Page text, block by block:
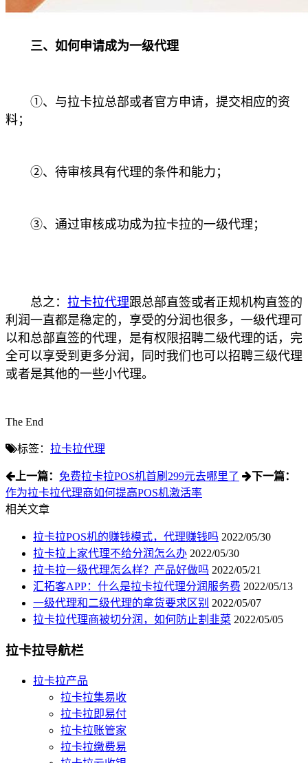
三、如何申请成为一级代理
①、与拉卡拉总部或者官方申请，提交相应的资
料；
②、待审核具有代理的条件和能力；
③、通过审核成功成为拉卡拉的一级代理；
总之： 拉卡拉代理跟总部直签或者正规机构直签的
利润一直都是稳定的，享受的分润也很多，一级代理可
以和总部直签的代理，是有权限招聘二级代理的话，完
全可以享受到更多分润，同时我们也可以招聘三级代理
或者是其他的一些小代理。
The End
标签： 拉卡拉代理
上一篇： 免费拉卡拉POS机首刷299元去哪里了
下一篇：
作为拉卡拉代理商如何提高POS机激活率
相关文章
拉卡拉POS机的赚钱模式，代理赚钱吗 2022/05/30
拉卡拉上家代理不给分润怎么办 2022/05/30
拉卡拉一级代理怎么样？产品好做吗 2022/05/21
汇拓客APP：什么是拉卡拉代理分润服务费 2022/05/13
一级代理和二级代理的拿货要求区别 2022/05/07
拉卡拉代理商被切分润，如何防止割韭菜 2022/05/05
拉卡拉导航栏
拉卡拉产品
拉卡拉集易收
拉卡拉即易付
拉卡拉账管家
拉卡拉缴费易